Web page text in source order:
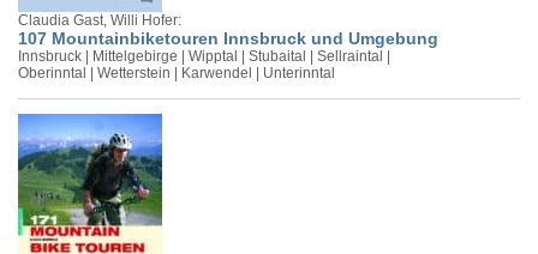
Claudia Gast, Willi Hofer:
107 Mountainbiketouren Innsbruck und Umgebung
Innsbruck | Mittelgebirge | Wipptal | Stubaital | Sellraintal |
Oberinntal | Wetterstein | Karwendel | Unterinntal